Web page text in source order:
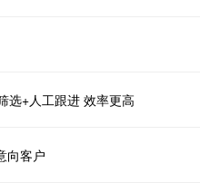
选+人工跟进 效率更高
向客户